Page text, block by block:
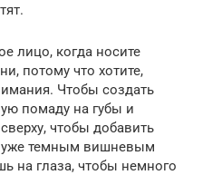
лицо, когда носите
потому что хотите,
Чтобы создать
помаду на губы и
чтобы добавить
темным вишневым
на глаза, чтобы немного